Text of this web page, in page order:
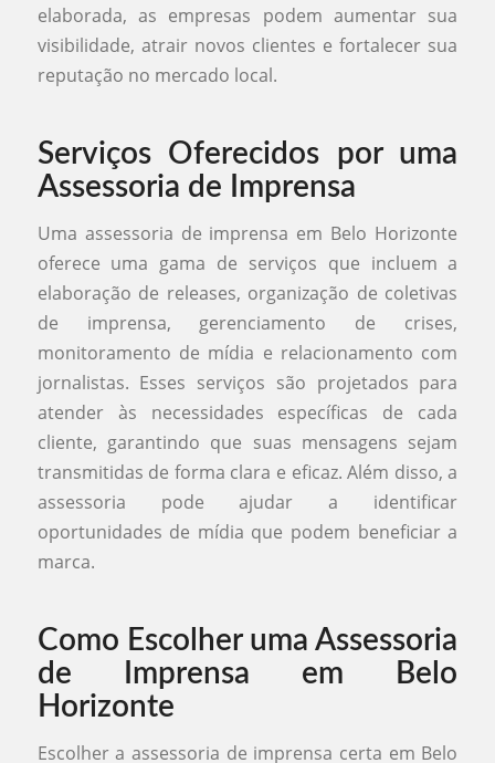
elaborada, as empresas podem aumentar sua
visibilidade, atrair novos clientes e fortalecer sua
reputação no mercado local.
Serviços Oferecidos por uma
Assessoria de Imprensa
Uma assessoria de imprensa em Belo Horizonte
oferece uma gama de serviços que incluem a
elaboração de releases, organização de coletivas
de imprensa, gerenciamento de crises,
monitoramento de mídia e relacionamento com
jornalistas. Esses serviços são projetados para
atender às necessidades específicas de cada
cliente, garantindo que suas mensagens sejam
transmitidas de forma clara e eficaz. Além disso, a
assessoria pode ajudar a identificar
oportunidades de mídia que podem beneficiar a
marca.
Como Escolher uma Assessoria
de Imprensa em Belo
Horizonte
Escolher a assessoria de imprensa certa em Belo